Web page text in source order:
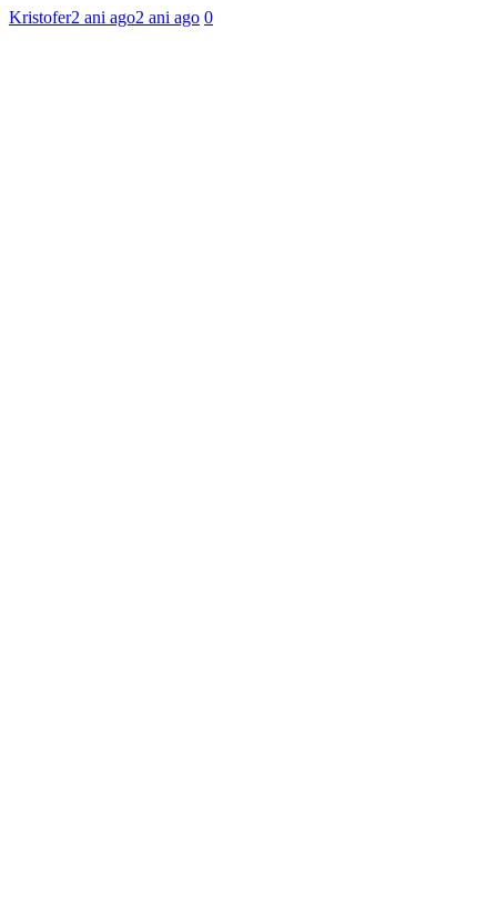
Kristofer2 ani ago2 ani ago 0